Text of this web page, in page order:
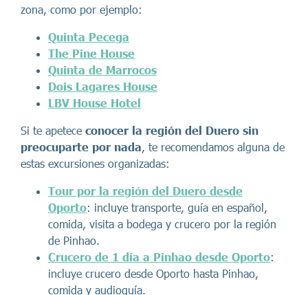
zona, como por ejemplo:
Quinta Pecega
The Pine House
Quinta de Marrocos
Dois Lagares House
LBV House Hotel
Si te apetece conocer la región del Duero sin
preocuparte por nada, te recomendamos alguna de
estas excursiones organizadas:
Tour por la región del Duero desde
Oporto: incluye transporte, guía en español,
comida, visita a bodega y crucero por la región
de Pinhao.
Crucero de 1 día a Pinhao desde Oporto:
incluye crucero desde Oporto hasta Pinhao,
comida y audioguía.